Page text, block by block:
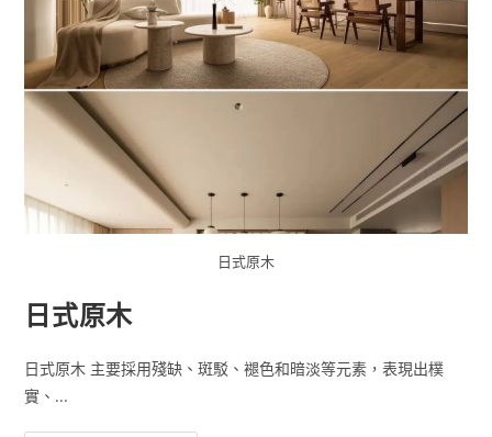
日式原木
日式原木
日式原木 主要採用殘缺、斑駁、褪色和暗淡等元素，表現出樸
實、...